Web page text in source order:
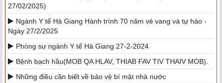
27/02/2025)
Ngành Y tế Hà Giang Hành trình 70 năm vẻ vang và tự hào -
Ngày 27/2/2025
Phóng sự ngành Y tế Hà Giang 27-2-2024
Bệnh bạch hầu(MOB QA HLAV, THIAB FAV TIV THAIV MOB).
Những điều cần biết về bảo vệ bí mật nhà nước